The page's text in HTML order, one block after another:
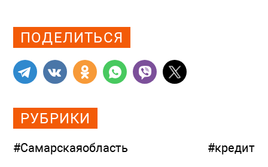
ПОДЕЛИТЬСЯ
РУБРИКИ
#Самарскаяобласть #кредит